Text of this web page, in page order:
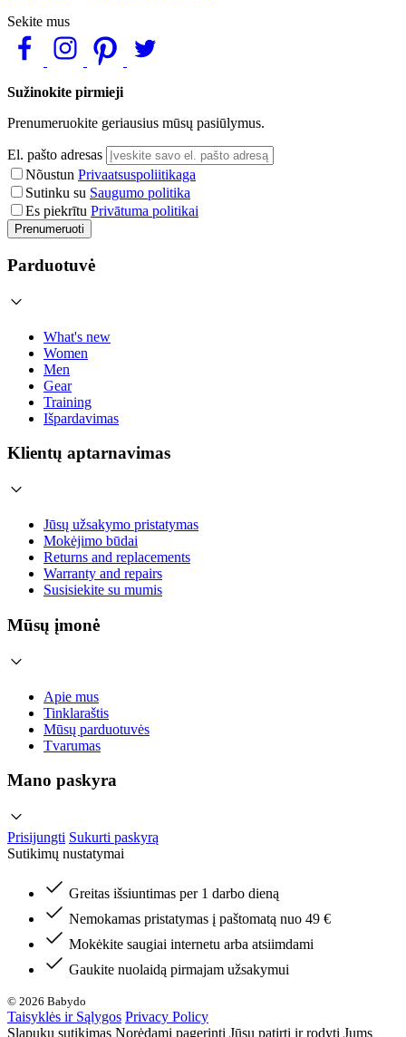
Sekite mus
Sužinokite pirmieji
Prenumeruokite geriausius mūsų pasiūlymus.
El. pašto adresas
Nõustun Privaatsuspoliitikaga
Sutinku su Saugumo politika
Es piekrītu Privātuma politikai
Prenumeruoti
Parduotuvė
What's new
Women
Men
Gear
Training
Išpardavimas
Klientų aptarnavimas
Jūsų užsakymo pristatymas
Mokėjimo būdai
Returns and replacements
Warranty and repairs
Susisiekite su mumis
Mūsų įmonė
Apie mus
Tinklaraštis
Mūsų parduotuvės
Tvarumas
Mano paskyra
Prisijungti Sukurti paskyrą
Sutikimų nustatymai
Greitas išsiuntimas per 1 darbo dieną
Nemokamas pristatymas į paštomatą nuo 49 €
Mokėkite saugiai internetu arba atsiimdami
Gaukite nuolaidą pirmajam užsakymui
© 2026 Babydo
Taisyklės ir Sąlygos Privacy Policy
Slapukų sutikimas Norėdami pagerinti Jūsų patirtį ir rodyti Jums